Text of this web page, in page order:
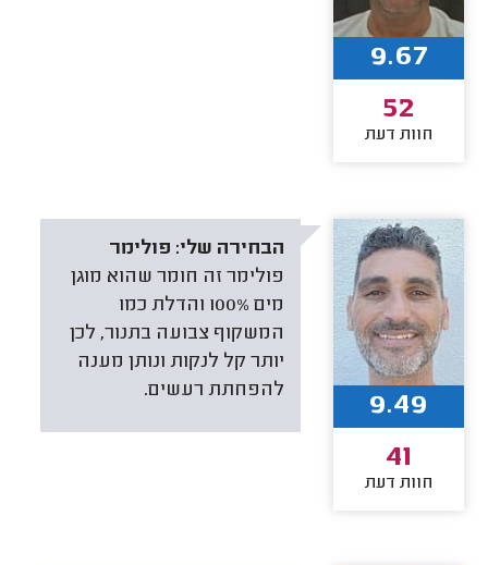
9.67
52
חוות דעת
הבחירה שלי: פולימר
פולימר זה חומר שהוא מוגן
מים 100% והדלת כמו
המשקוף צבועה בתנור, לכן
יותר קל לנקות ונותן מענה
להפחתת רעשים.
9.49
41
חוות דעת